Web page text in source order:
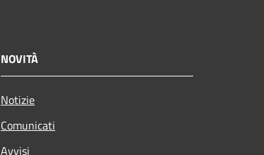
NOVITÀ
Notizie
Comunicati
Avvisi